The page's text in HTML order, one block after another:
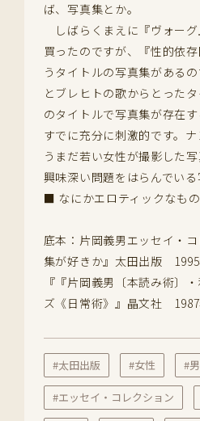
ば、写真集とか。
しばらくまえに『ヴォー
買ったのですが、『性的依
うタイトルの写真集がある
とブレヒトの歌からとった
のタイトルで写真集が存在
すでに充分に刺激的です。
うまだ若い女性が撮影した
興味深い問題をはらんでいる
■ なにかエロティックなも
底本：片岡義男エッセイ・
集が好きか』太田出版
『『片岡義男〔本読み術〕
ズ《日常術》』晶文社
#太田出版 #女性 #
#エッセイ・コレクション